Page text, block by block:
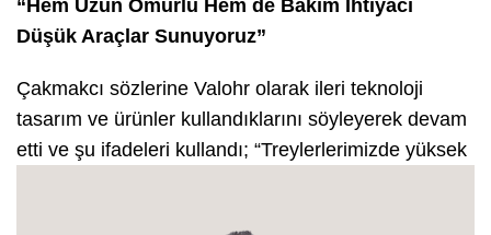
“Hem Uzun Ömürlü Hem de Bakım İhtiyacı
Düşük Araçlar Sunuyoruz”
Çakmakcı sözlerine Valohr olarak ileri teknoloji
tasarım ve ürünler kullandıklarını söyleyerek devam
etti ve şu ifadeleri kullandı; “Treylerlerimizde yüksek